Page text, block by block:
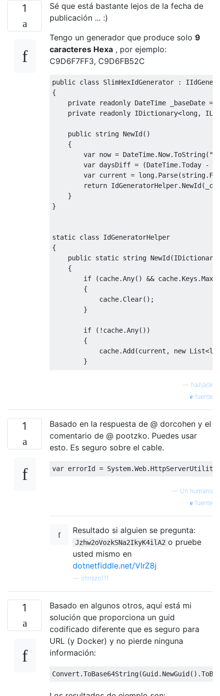
1
Sé que está bastante lejos de la fecha de
publicación ... :)
Tengo un generador que produce solo 9
caracteres Hexa , por ejemplo:
C9D6F7FF3, C9D6FB52C
public class SlimHexIdGenerator :
{
private
readonly DateTime _baseDate =
private
readonly IDictionary<long,
public string NewId( )
    {
var now = DateTime.Now.ToString(
var daysDiff = (DateTime.Today -
var current = long.Parse(string
return
    }
}
static class
IdGeneratorHelper
{
public static string NewId(
    {
if (cache.Any() &&
        {
            cache.Clear();
        }
if (!cache.Any())
        {
            cache.Add(current,
new List<
        }
var maxValue =
            cache[current].Add(maxValue +
secondPart =
        }
else
            cache[current].Add(
var nextValueFormatted = string
return
    }
hazjack
fuente
1
Basado en la respuesta de @ dorcohen y el
comentario de @ pootzko. Puedes usar
esto. Es seguro sobre el cable.
var
— Un humano
fuente
Resultado si alguien se pregunta:
Jzhw2oVozkSNa2IkyK4ilA2 o pruebe
usted mismo en
dotnetfiddle.net/VIrZ8j
chriszo111
1
Basado en algunos otros, aquí está mi
solución que proporciona un guid
codificado diferente que es seguro para
URL (y Docker) y no pierde ninguna
información: